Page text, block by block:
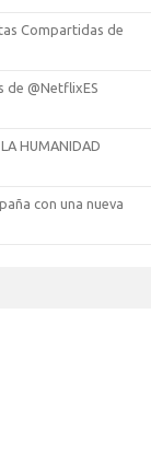
Compartidas de
de @NetflixES
HUMANIDAD
con una nueva